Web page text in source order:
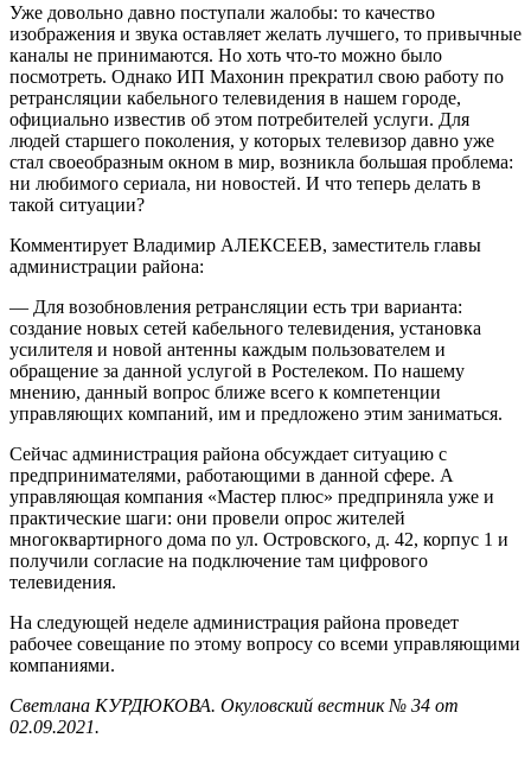
Уже довольно давно поступали жалобы: то качество
изображения и звука оставляет желать лучшего, то привычные
каналы не принимаются. Но хоть что-то можно было
посмотреть. Однако ИП Махонин прекратил свою работу по
ретрансляции кабельного телевидения в нашем городе,
официально известив об этом потребителей услуги. Для
людей старшего поколения, у которых телевизор давно уже
стал своеобразным окном в мир, возникла большая проблема:
ни любимого сериала, ни новостей. И что теперь делать в
такой ситуации?
Комментирует Владимир АЛЕКСЕЕВ, заместитель главы
администрации района:
— Для возобновления ретрансляции есть три варианта:
создание новых сетей кабельного телевидения, установка
усилителя и новой антенны каждым пользователем и
обращение за данной услугой в Ростелеком. По нашему
мнению, данный вопрос ближе всего к компетенции
управляющих компаний, им и предложено этим заниматься.
Сейчас администрация района обсуждает ситуацию с
предпринимателями, работающими в данной сфере. А
управляющая компания «Мастер плюс» предприняла уже и
практические шаги: они провели опрос жителей
многоквартирного дома по ул. Островского, д. 42, корпус 1 и
получили согласие на подключение там цифрового
телевидения.
На следующей неделе администрация района проведет
рабочее совещание по этому вопросу со всеми управляющими
компаниями.
Светлана КУРДЮКОВА. Окуловский вестник № 34 от
02.09.2021.